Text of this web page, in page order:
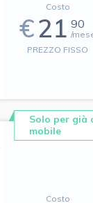
Costo
€21 90
/
PREZZO FISSO
Solo per già
mobile
Costo